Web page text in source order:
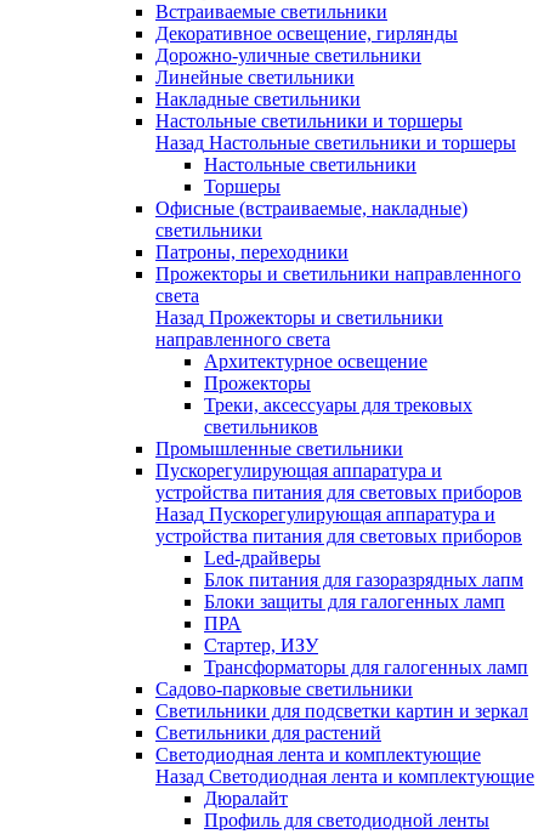
Встраиваемые светильники
Декоративное освещение, гирлянды
Дорожно-уличные светильники
Линейные светильники
Накладные светильники
Настольные светильники и торшеры
Назад Настольные светильники и торшеры
Настольные светильники
Торшеры
Офисные (встраиваемые, накладные)
светильники
Патроны, переходники
Прожекторы и светильники направленного
света
Назад Прожекторы и светильники
направленного света
Архитектурное освещение
Прожекторы
Треки, аксессуары для трековых
светильников
Промышленные светильники
Пускорегулирующая аппаратура и
устройства питания для световых приборов
Назад Пускорегулирующая аппаратура и
устройства питания для световых приборов
Led-драйверы
Блок питания для газоразрядных лапм
Блоки защиты для галогенных ламп
ПРА
Стартер, ИЗУ
Трансформаторы для галогенных ламп
Садово-парковые светильники
Светильники для подсветки картин и зеркал
Светильники для растений
Светодиодная лента и комплектующие
Назад Светодиодная лента и комплектующие
Дюралайт
Профиль для светодиодной ленты